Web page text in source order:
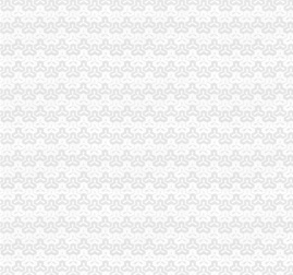
北京市汽车租赁服务中心（无自驾）_易车二
贵州日立挖机吊臂无动作维修服务中心_志趣
关于春市水果生产服务中心柑桔无砧木苗、
成都市无忧虑灭鼠蟑服务中心生意旺铺
【温州无气喷涂服务中心】团购,地址,电话,营
威海市文登区畜牧兽技术服务中心无疫区仪
关于春市水果生产服务中心柑桔无砧木苗、
临武县农业综合服务中心无柚子苗引种采购
新资讯：迪拜今日启动“无服务中心”的活动-
苏州诺基亚维修服务中心诺基亚八八零零A无
济南兆程商务服务有限公司提供无地址注册企
【温州无气喷涂服务中心】团购,地址,电话,营